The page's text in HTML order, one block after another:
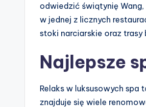
odwiedzić świątynię
w jednej z licznych
stoki narciarskie oraz trasy
Najlepsze
Relaks w luksusowych spa
znajduje się wiele